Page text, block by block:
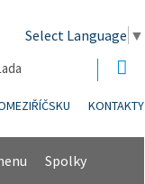
Select Language ▼
KONTAKTY
Spolky